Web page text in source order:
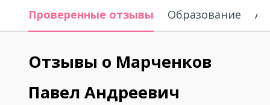
Проверенные отзывы Образование
Отзывы о Марченков
Павел Андреевич